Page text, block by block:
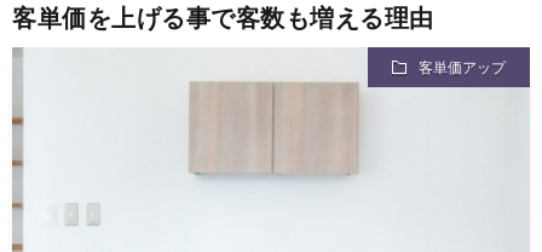
客単価を上げる事で客数も増える理由
客単価アップ